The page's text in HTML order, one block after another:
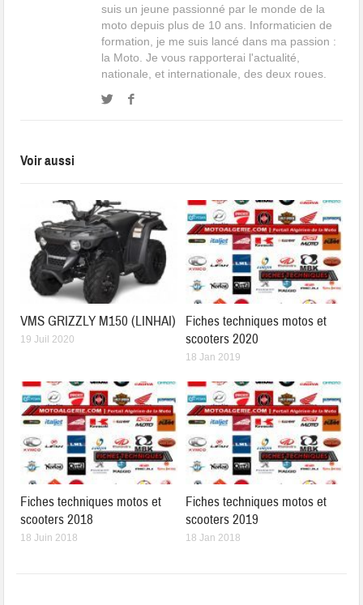
suis un jeune passionné par le monde de la
moto depuis plus de 10 ans. Informaticien de
formation, je me suis lancé dans ma passion :
la Moto. Je vous rapporterai l'actualité,
nationale, et internationale, des deux roues.
Voir aussi
VMS GRIZZLY M150 (LINHAI)
19 Juil 2020
Fiches techniques motos et
scooters 2020
18 Jan 2019
Fiches techniques motos et
scooters 2018
18 Juin 2018
Fiches techniques motos et
scooters 2019
18 Jan 2018